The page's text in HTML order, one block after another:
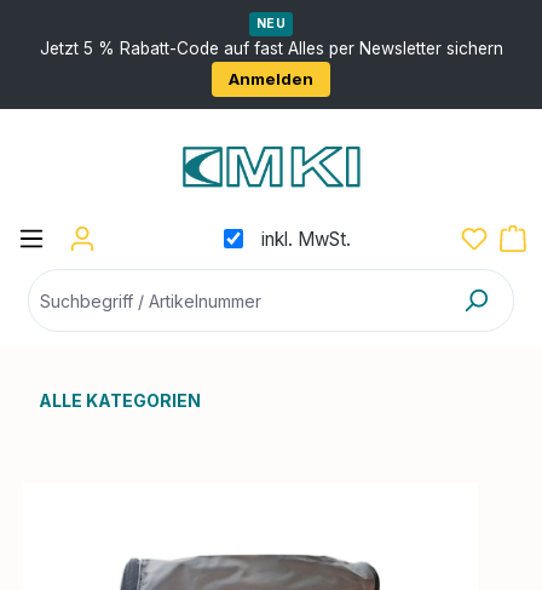
NEU
Jetzt 5 % Rabatt-Code auf fast Alles per Newsletter sichern
Anmelden
inkl. MwSt.
ALLE KATEGORIEN